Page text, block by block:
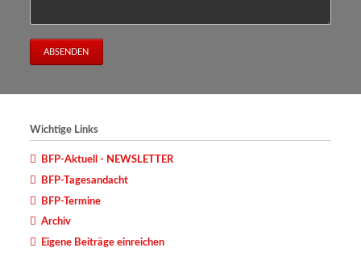
ABSENDEN
Wichtige Links
BFP-Aktuell - NEWSLETTER
BFP-Tagesandacht
BFP-Termine
Archiv
Eigene Beiträge einreichen